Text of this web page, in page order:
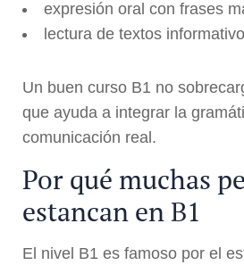
expresión oral con frases
lectura de textos
Un buen curso B1 no
que ayuda a integrar la
comunicación real.
Por qué muchas
estancan en B1
El nivel B1 es famoso por el